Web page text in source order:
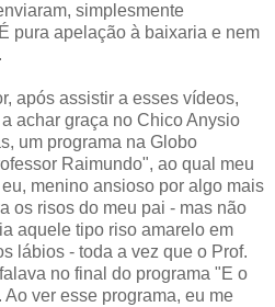
simplesmente
pura apelação à baixaria e nem
após assistir a esses vídeos,
achar graça no Chico Anysio
um programa na Globo
Raimundo", ao qual meu
menino ansioso por algo mais
os risos do meu pai - mas não
aquele tipo riso amarelo em
lábios - toda a vez que o Prof.
no final do programa "E o
. Ao ver esse programa, eu me